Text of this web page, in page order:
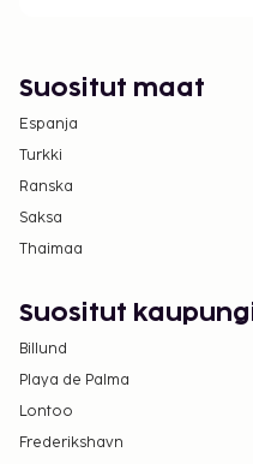
Kansallisten
eivät voi ylittää 1000
tässä
ottamalla yhteyttä
Suositut maat
Espanja
Turkki
Ranska
Saksa
Thaimaa
Suositut
Billund
Playa de Palma
Lontoo
Frederikshavn